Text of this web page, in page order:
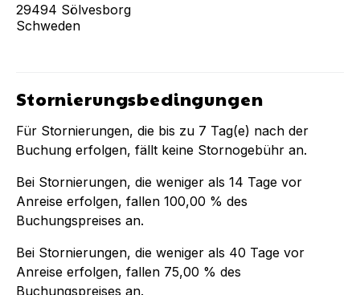
29494 Sölvesborg
Schweden
Stornierungsbedingungen
Für Stornierungen, die bis zu 7 Tag(e) nach der
Buchung erfolgen, fällt keine Stornogebühr an.
Bei Stornierungen, die weniger als 14 Tage vor
Anreise erfolgen, fallen 100,00 % des
Buchungspreises an.
Bei Stornierungen, die weniger als 40 Tage vor
Anreise erfolgen, fallen 75,00 % des
Buchungspreises an.